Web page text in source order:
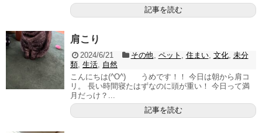
記事を読む
肩こり
2024/6/21 その他 ペット 住まい, 文化, 未分
類 生活 自然
こんにちは(^O^) うめです！！ 今日は朝から肩コ
リ。 長い時間寝たはずなのに頭が重い！ 今日って満
月だっけ？...
記事を読む